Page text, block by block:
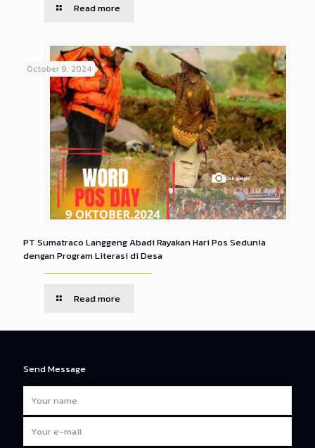
Read more
October 9, 2024
PT Sumatraco Langgeng Abadi Rayakan Hari Pos Sedunia
dengan Program Literasi di Desa
Read more
Send Message